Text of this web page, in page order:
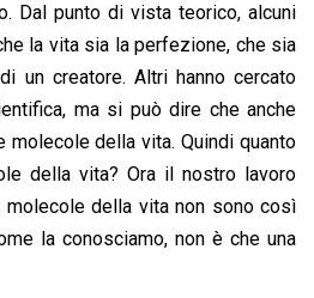
Dal punto di vista teorico, alcuni
la vita sia la perfezione, che sia
un creatore. Altri hanno cercato
ma si può dire che anche
molecole della vita. Quindi quanto
della vita? Ora il nostro lavoro
della vita non sono così
la conosciamo, non è che una